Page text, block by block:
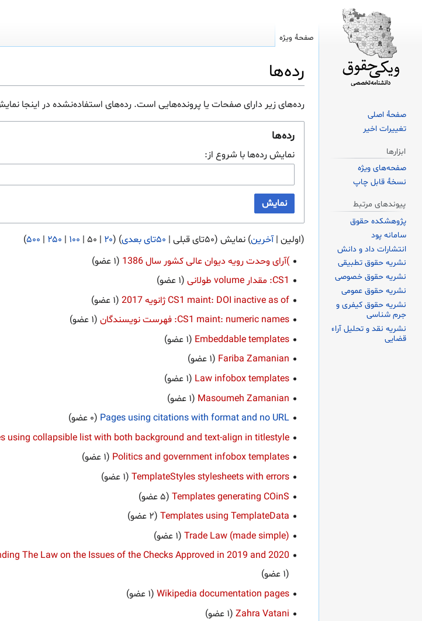
رده‌ها
پرش
پرش
رده‌های زیر دارای صفحات یا پرونده‌هایی است. رده‌های استفاده‌نشده در اینجا
رده‌ها
نمایش رده‌ها با شروع از:
نمایش
(اولین |آخرین) نمایش (۵۰تای قبلی | ۵۰تای بعدی ) (۲۰ | ۵۰ | ۱۰۰ | ۲۵۰ | ۵۰۰)
)آرای وحدت رویه دیوان عالی کشور سال 1386
CS1: مقدار volume طولانی
‎‏ (۱ عضو)
CS1 maint: DOI inactive as of ژانویه 2017
CS1 maint: numeric names: فهرست نویسندگان
‎‏ (۱ عضو)
Embeddable templates
Fariba Zamanian
Law infobox templates
Masoumeh Zamanian
Pages using citations with format and no URL
using collapsible list with both background and text-align in titlestyle
Politics and government infobox templates
TemplateStyles stylesheets with errors
Templates generating COinS
Templates using TemplateData
Trade Law (made simple)
The Law on the Issues of the Checks Approved in 2019 and 2020
(۱ عضو)
Wikipedia documentation pages
Zahra Vatani
صفحهٔ ویژه
صفحهٔ اصلی
تغییرات اخیر
ابزارها
صفحه‌های ویژه
نسخهٔ قابل چاپ
پیوندهای مرتبط
پژوهشکده حقوق
سامانه پود
انتشارات داد و دانش
نشریه حقوق تطبیقی
نشریه حقوق خصوصی
نشریه حقوق عمومی
نشریه حقوق کیفری و
جرم شناسی
نشریه نقد و تحلیل آراء
قضایی